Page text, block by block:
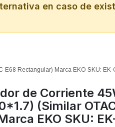
en caso de
E68 Rectangular) Marca EKO SKU: EK-
de Corriente
(Similar
EKO SKU: